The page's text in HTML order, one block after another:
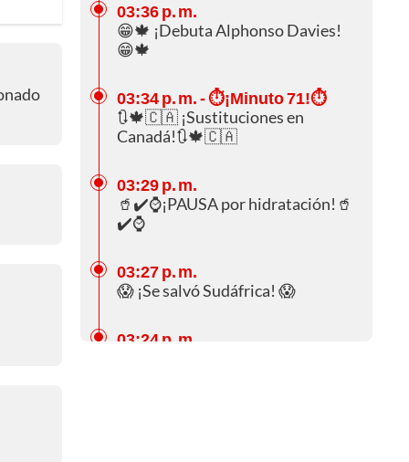
03:36 p. m.
😁🍁 ¡Debuta Alphonso Davies!
😁🍁
03:34 p. m.- ⏱️¡Minuto 71!⏱️
🔃🍁🇨🇦 ¡Sustituciones en
Canadá!🔃🍁🇨🇦
03:29 p. m.
🥤✔️⌚¡PAUSA por hidratación!🥤
✔️⌚
03:27 p. m.
😱 ¡Se salvó Sudáfrica! 😱
03:24 p. m.